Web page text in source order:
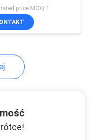
220 V,
PID
price MOQ:1